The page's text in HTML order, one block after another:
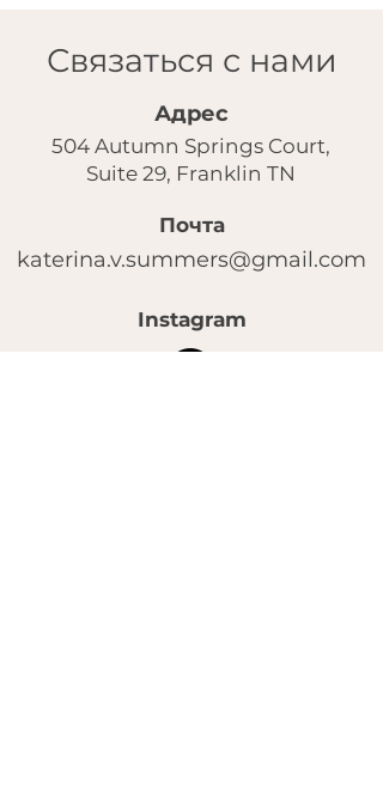
Связаться с нами
Адрес
504 Autumn Springs Court,
Suite 29, Franklin TN
Почта
katerina.v.summers@gmail.com
Instagram